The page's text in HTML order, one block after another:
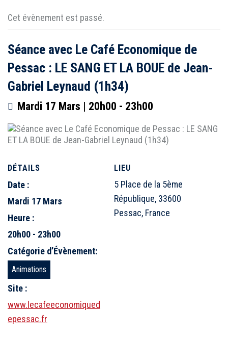
Cet évènement est passé.
Séance avec Le Café Economique de
Pessac : LE SANG ET LA BOUE de Jean-
Gabriel Leynaud (1h34)
Mardi 17 Mars | 20h00 - 23h00
DÉTAILS
Date :
Mardi 17 Mars
Heure :
20h00 - 23h00
Catégorie d’Évènement:
Animations
Site :
www.lecafeeconomiqued
epessac.fr
LIEU
5 Place de la 5ème
République, 33600
Pessac, France